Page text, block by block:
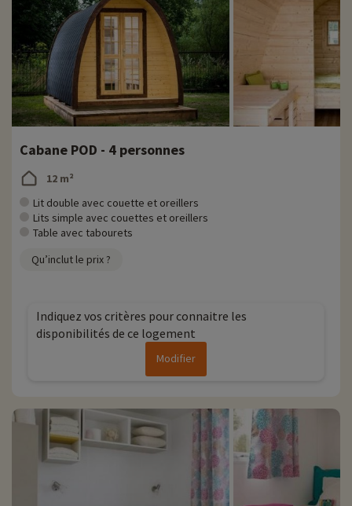
Cabane POD - 4 personnes
12 m²
Lit double avec couette et oreillers
Lits simple avec couettes et oreillers
Table avec tabourets
Qu’inclut le prix ?
Indiquez vos critères pour connaitre les
disponibilités de ce logement
Modifier